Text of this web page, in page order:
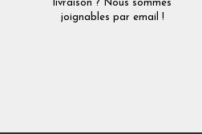
livraison ? Nous sommes
joignables par email !